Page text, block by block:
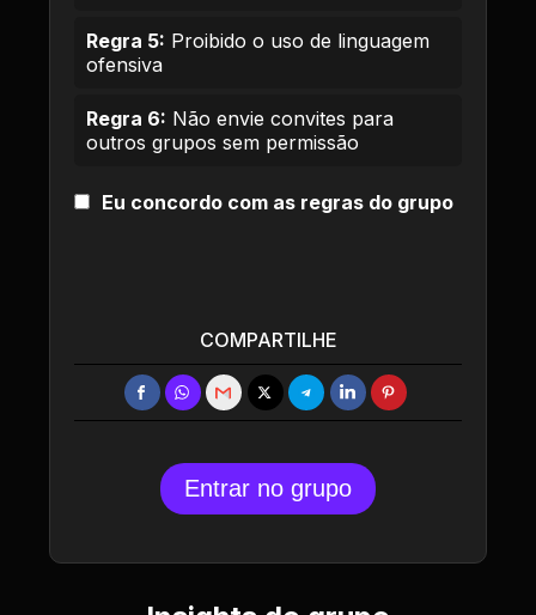
Regra 5: Proibido o uso de linguagem
ofensiva
Regra 6: Não envie convites para
outros grupos sem permissão
Eu concordo com as regras do grupo
COMPARTILHE
Entrar no grupo